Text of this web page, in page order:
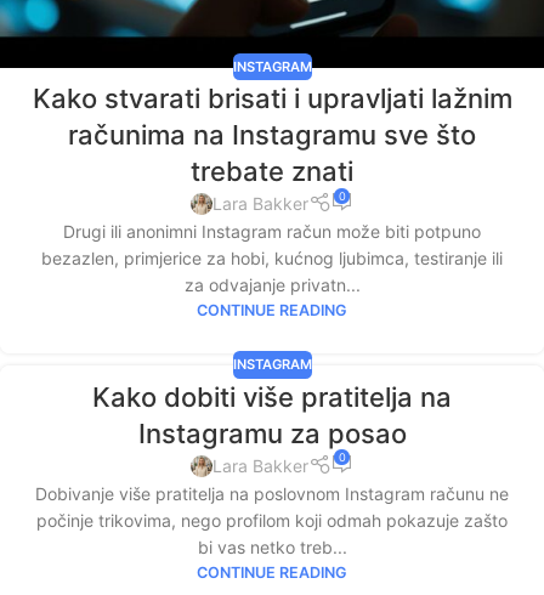
INSTAGRAM
Kako stvarati brisati i upravljati lažnim
računima na Instagramu sve što
trebate znati
Lara Bakker 0
Drugi ili anonimni Instagram račun može biti potpuno
bezazlen, primjerice za hobi, kućnog ljubimca, testiranje ili
za odvajanje privatn...
CONTINUE READING
INSTAGRAM
Kako dobiti više pratitelja na
Instagramu za posao
Lara Bakker 0
Dobivanje više pratitelja na poslovnom Instagram računu ne
počinje trikovima, nego profilom koji odmah pokazuje zašto
bi vas netko treb...
CONTINUE READING